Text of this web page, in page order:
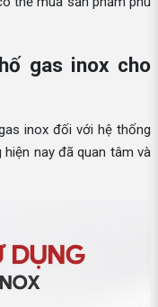
gas inox cho
inox đối với hệ thống
nay đã quan tâm và